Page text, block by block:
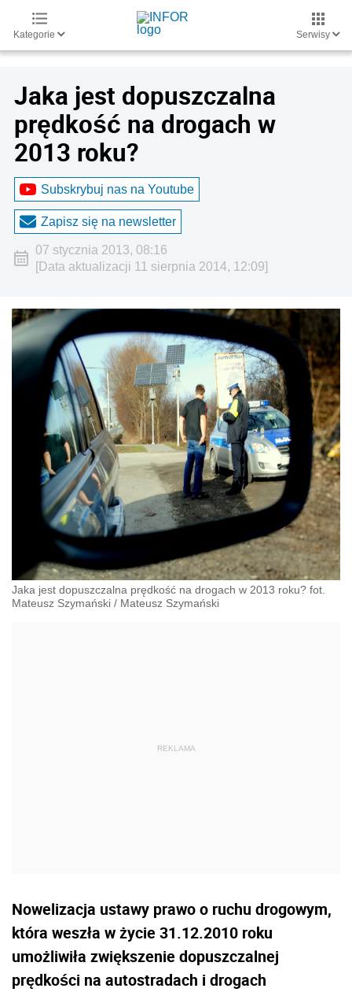
Kategorie Serwisy
Jaka jest dopuszczalna
prędkość na drogach w
2013 roku?
Subskrybuj nas na Youtube
Zapisz się na newsletter
07 stycznia 2013, 08:16
[Data aktualizacji 11 sierpnia 2014, 12:09]
Jaka jest dopuszczalna prędkość na drogach w 2013 roku? fot.
Mateusz Szymański / Mateusz Szymański
Nowelizacja ustawy prawo o ruchu drogowym,
która weszła w życie 31.12.2010 roku
umożliwiła zwiększenie dopuszczalnej
prędkości na autostradach i drogach